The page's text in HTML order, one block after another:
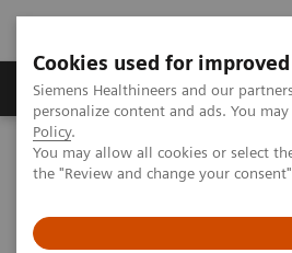
Cookies used for
Siemens Healthineers and our
personalize content and ads. You
Policy.
You may allow all cookies or select
the "Review and change your
Produits & services
Home Imagerie médicale
MI World Summit 2026
MI World